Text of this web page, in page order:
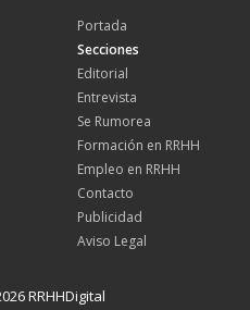
Portada
Secciones
Editorial
Entrevista
Se Rumorea
Formación en RRHH
Empleo en RRHH
Contacto
Publicidad
Aviso Legal
RRHHDigital